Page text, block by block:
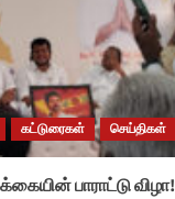
கட்டுரைகள் செய்திகள்
பாராட்டு விழா!